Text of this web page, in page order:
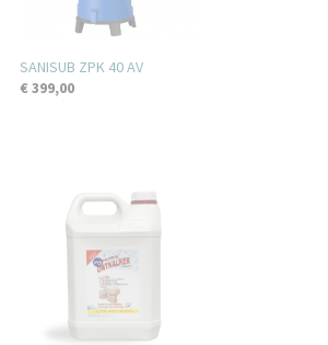
SANISUB ZPK 40 AV
€ 399,00